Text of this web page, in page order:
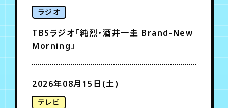
ラジオ
TBSラジオ「純烈・酒井一圭 Brand-New
Morning」
2026年08月15日(土)
テレビ